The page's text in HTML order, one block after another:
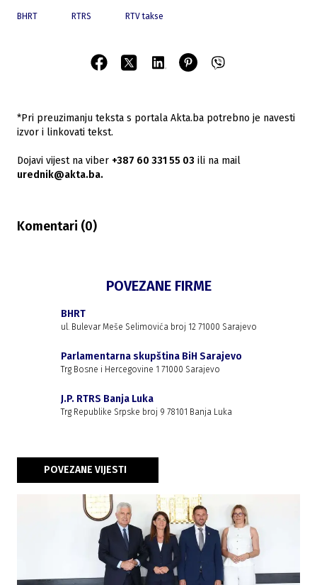
BHRT RTRS RTV takse
*Pri preuzimanju teksta s portala Akta.ba potrebno je navesti
izvor i linkovati tekst.
Dojavi vijest na viber +387 60 331 55 03 ili na mail
urednik@akta.ba.
Komentari (0)
POVEZANE FIRME
BHRT
ul. Bulevar Meše Selimovića broj 12 71000 Sarajevo
Parlamentarna skupština BiH Sarajevo
Trg Bosne i Hercegovine 1 71000 Sarajevo
J.P. RTRS Banja Luka
Trg Republike Srpske broj 9 78101 Banja Luka
POVEZANE VIJESTI